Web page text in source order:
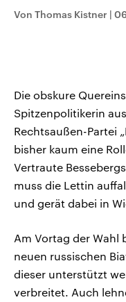
und Hintergründe zu
und Kandidaten der
Sendungen
Von Thomas Kistner |
Die obskure
Spitzenpolitikerin
Rechtsaußen-Partei
bisher kaum eine
Vertraute
muss die Lettin
und gerät dabei in
Am Vortag der Wahl
neuen russischen
dieser unterstützt
verbreitet. Auch